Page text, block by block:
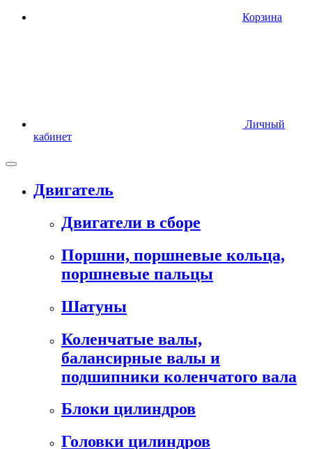
Корзина
Личный
кабинет
Двигатель
Двигатели в сборе
Поршни, поршневые кольца,
поршневые пальцы
Шатуны
Коленчатые валы,
балансирные валы и
подшипники коленчатого вала
Блоки цилиндров
Головки цилиндров